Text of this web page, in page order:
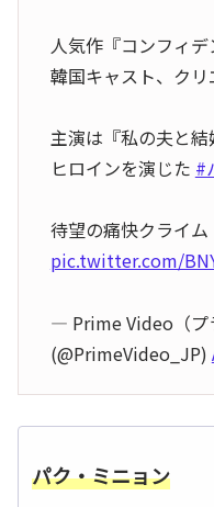
人気作『コンフィ
韓国キャスト、クリ
主演は『私の夫と
ヒロインを演じた #
待望の痛快クライ
pic.twitter.com/
— Prime Video（プ
(@PrimeVideo_JP)
パク・ミニョン